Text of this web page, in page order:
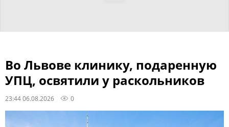
Во Львове клинику, подаренную
УПЦ, освятили у раскольников
23:44 06.08.2026 0